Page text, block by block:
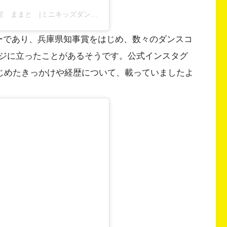
広島市安佐南区 0歳〜のはじめての習いごと教室 ままと |ミニキッズダンス|キッズダンス|ママダンス|ベビーサイン|(@mamato_lesson)がシェアした投稿
あり、兵庫県知事賞をはじめ、数々のダンスコ
に立ったことがあるそうです。公式インスタグ
めたきっかけや経歴について、載っていましたよ